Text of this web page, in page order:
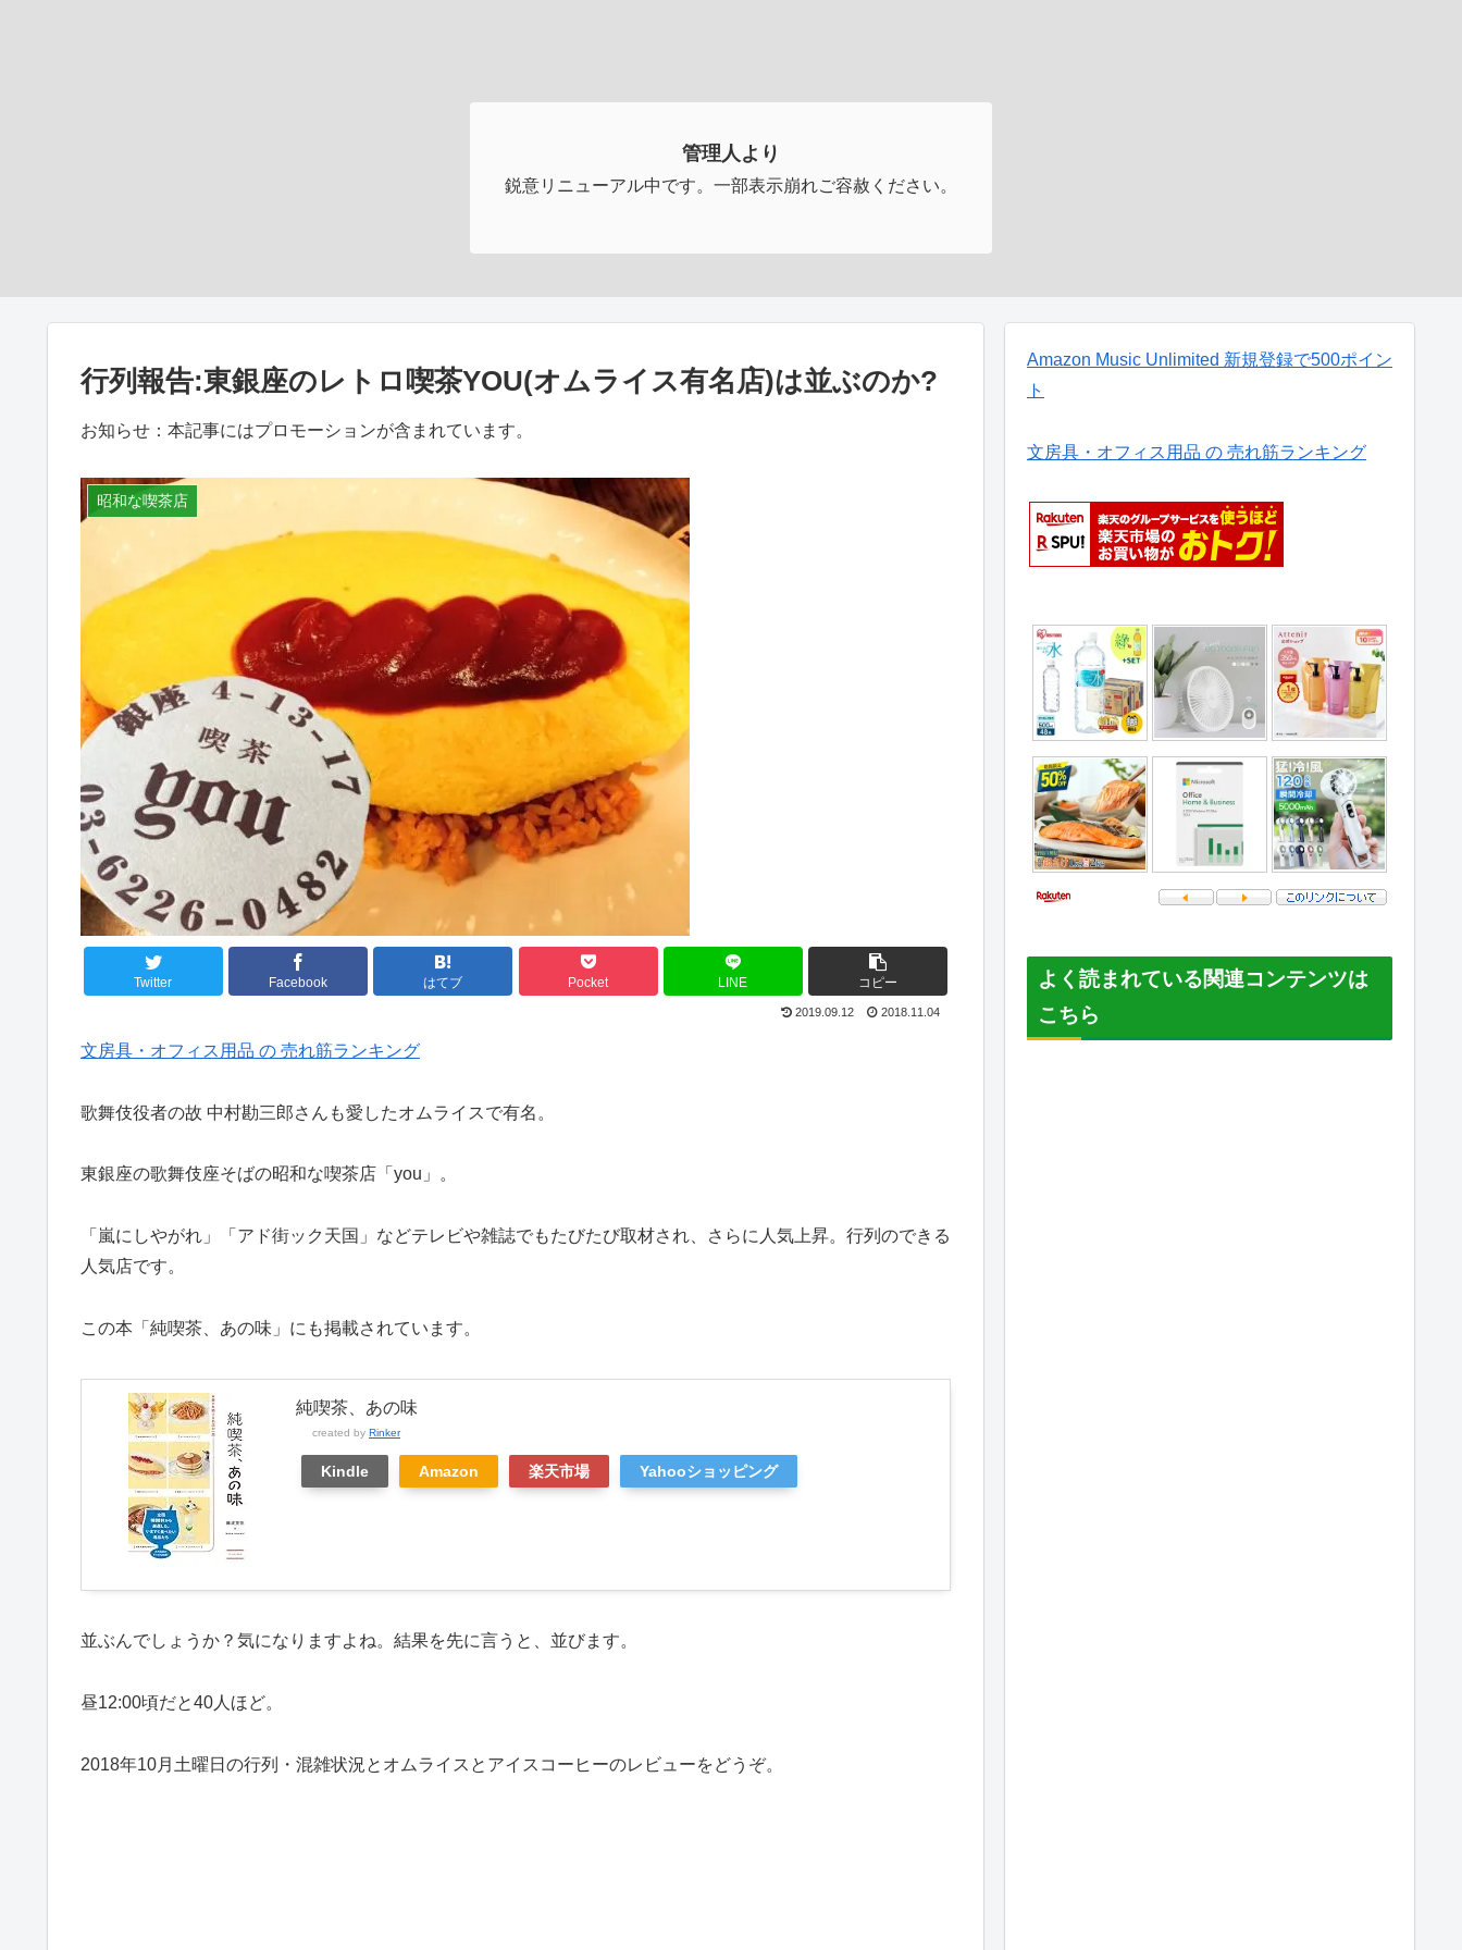
管理人より
鋭意リニューアル中です。一部表示崩れご容赦ください。
行列報告:東銀座のレトロ喫茶YOU(オムライス有名店)は並ぶのか?
お知らせ：本記事にはプロモーションが含まれています。
昭和な喫茶店
Twitter Facebook はてブ Pocket LINE コピー
2019.09.12 2018.11.04
文房具・オフィス用品 の 売れ筋ランキング
歌舞伎役者の故 中村勘三郎さんも愛したオムライスで有名。
東銀座の歌舞伎座そばの昭和な喫茶店「you」。
「嵐にしやがれ」「アド街ック天国」などテレビや雑誌でもたびたび取材され、さらに人気上昇。行列のできる
人気店です。
この本「純喫茶、あの味」にも掲載されています。
純喫茶、あの味
created by Rinker
Kindle Amazon 楽天市場 Yahooショッピング
並ぶんでしょうか？気になりますよね。結果を先に言うと、並びます。
昼12:00頃だと40人ほど。
2018年10月土曜日の行列・混雑状況とオムライスとアイスコーヒーのレビューをどうぞ。
Amazon Music Unlimited 新規登録で500ポイン
ト
文房具・オフィス用品 の 売れ筋ランキング
よく読まれている関連コンテンツは
こちら